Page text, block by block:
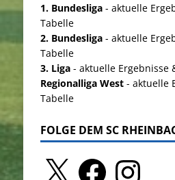
1. Bundesliga- aktuelle
Tabelle
2. Bundesliga - aktuelle
Tabelle
3. Liga- aktuelle Ergebnisse
Regionalliga West - aktuelle
Tabelle
FOLGE DEM SC